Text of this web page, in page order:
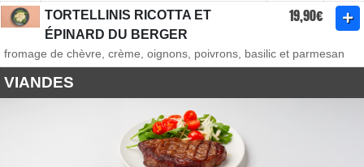
TORTELLINIS RICOTTA ET
ÉPINARD DU BERGER
19,90€
fromage de chèvre, crème, oignons, poivrons, basilic et parmesan
VIANDES